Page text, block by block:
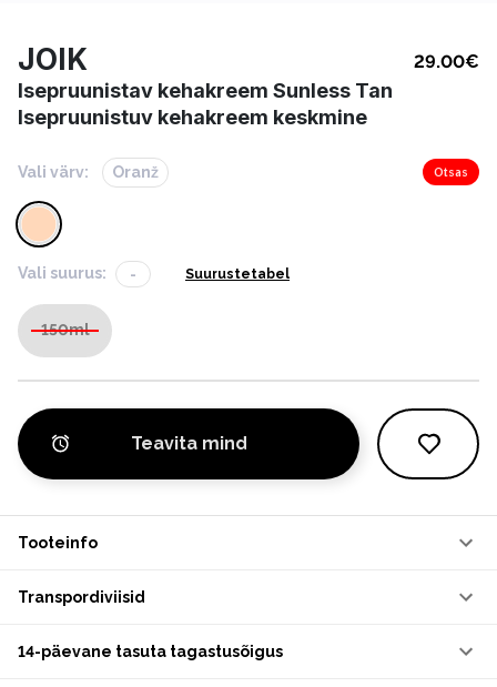
JOIK 29.00€
Isepruunistav kehakreem Sunless Tan
Isepruunistuv kehakreem keskmine
Vali värv: Oranž Otsas
Vali suurus: - Suurustetabel
150ml
Teavita mind
Tooteinfo
Transpordiviisid
14-päevane tasuta tagastusõigus